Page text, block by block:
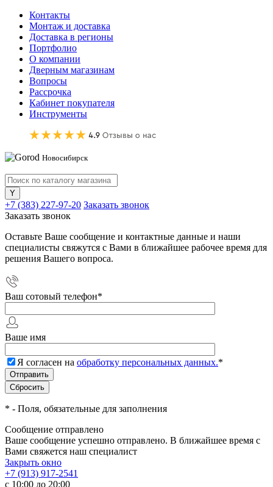
Контакты
Монтаж и доставка
Доставка в регионы
Портфолио
О компании
Дверным магазинам
Вопросы
Рассрочка
Кабинет покупателя
Инструменты
Новосибирск
+7 (383) 227-97-20 Заказать звонок
Заказать звонок
Оставьте Ваше сообщение и контактные данные и наши
специалисты свяжутся с Вами в ближайшее рабочее время для
решения Вашего вопроса.
Ваш сотовый телефон*
Ваше имя
Я согласен на обработку персональных данных.*
* - Поля, обязательные для заполнения
Сообщение отправлено
Ваше сообщение успешно отправлено. В ближайшее время с
Вами свяжется наш специалист
Закрыть окно
+7 (913) 917-2541
с 10:00 до 20:00